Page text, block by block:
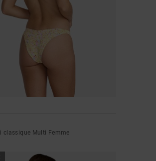
classique Multi Femme